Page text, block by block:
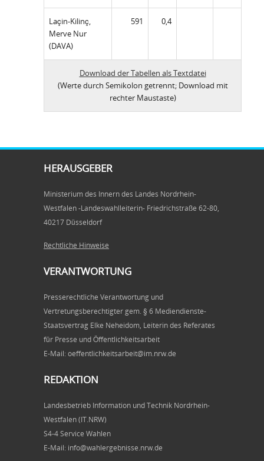
Laçin-Kilinç,
Merve Nur
(DAVA)
591 0,4
Download der Tabellen als Textdatei
(Werte durch Semikolon getrennt; Download mit
rechter Maustaste)
HERAUSGEBER
Ministerium des Innern des Landes Nordrhein-
Westfalen -Landeswahlleiterin- Friedrichstraße 62-80,
40217 Düsseldorf
Rechtliche Hinweise
VERANTWORTUNG
Presserechtliche Verantwortung und
Vertretungsberechtigter gem. § 6 Mediendienste-
Staatsvertrag Elke Neheidom, Leiterin des Referates
für Presse und Öffentlichkeitsarbeit
E-Mail: oeffentlichkeitsarbeit@im.nrw.de
REDAKTION
Landesbetrieb Information und Technik Nordrhein-
Westfalen (IT.NRW)
S4-4 Service Wahlen
E-Mail: info@wahlergebnisse.nrw.de